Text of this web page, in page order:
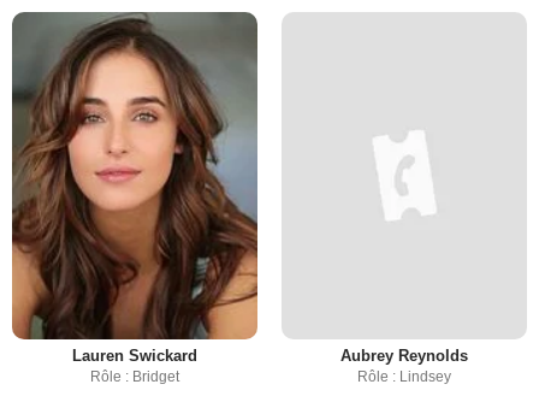
Lauren Swickard
Rôle : Bridget
Aubrey Reynolds
Rôle : Lindsey